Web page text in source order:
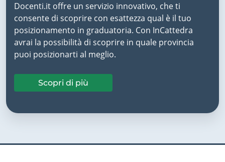
Docenti.it offre un servizio innovativo, che ti
consente di scoprire con esattezza qual è il tuo
posizionamento in graduatoria. Con InCattedra
avrai la possibilità di scoprire in quale provincia
puoi posizionarti al meglio.
Scopri di più